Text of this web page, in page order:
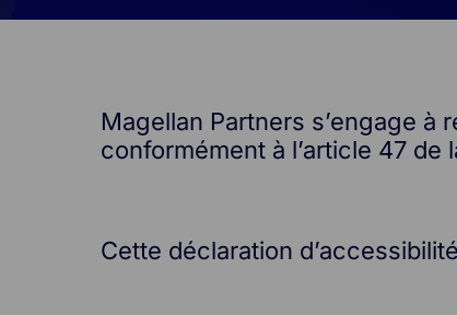
Magellan Partners s’engage
conformément à l’article 47 de
Cette déclaration